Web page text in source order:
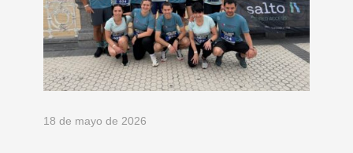
18 de mayo de 2026